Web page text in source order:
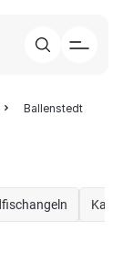
Ballenstedt